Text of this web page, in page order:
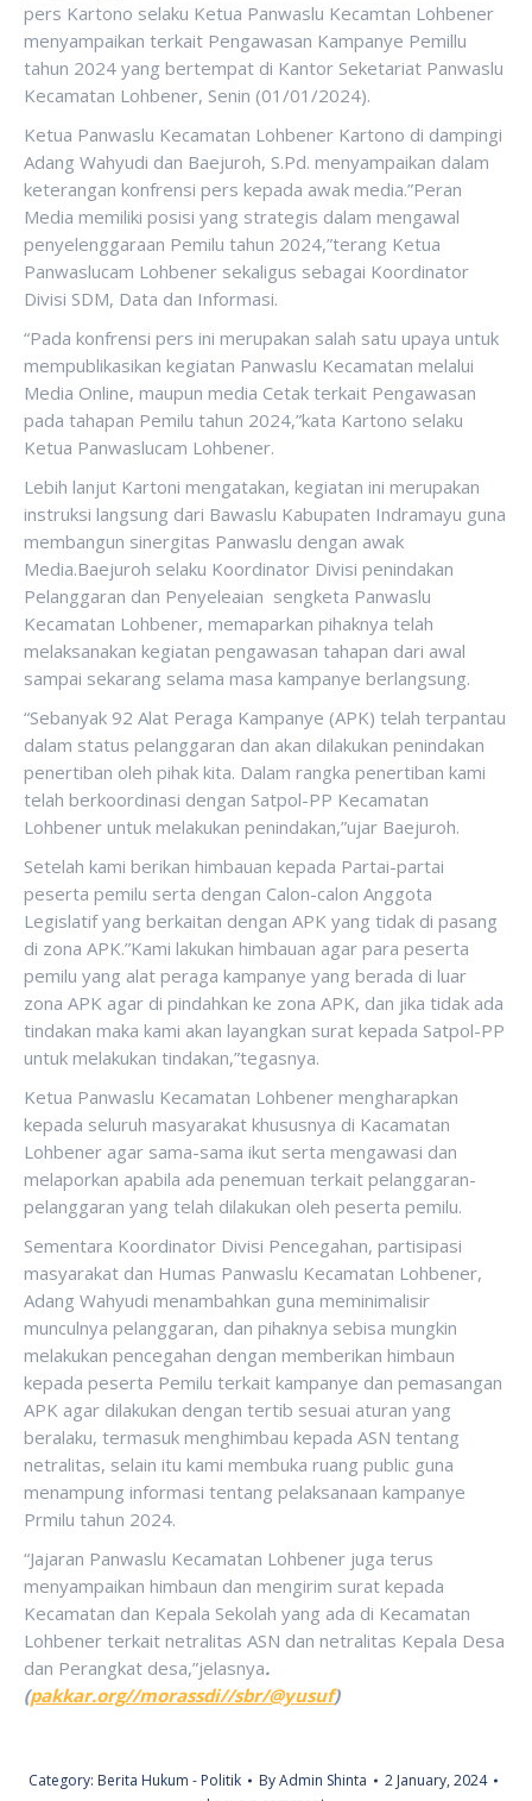
pers Kartono selaku Ketua Panwaslu Kecamtan Lohbener
menyampaikan terkait Pengawasan Kampanye Pemillu
tahun 2024 yang bertempat di Kantor Seketariat Panwaslu
Kecamatan Lohbener, Senin (01/01/2024).
Ketua Panwaslu Kecamatan Lohbener Kartono di dampingi
Adang Wahyudi dan Baejuroh, S.Pd. menyampaikan dalam
keterangan konfrensi pers kepada awak media.”Peran
Media memiliki posisi yang strategis dalam mengawal
penyelenggaraan Pemilu tahun 2024,”terang Ketua
Panwaslucam Lohbener sekaligus sebagai Koordinator
Divisi SDM, Data dan Informasi.
“Pada konfrensi pers ini merupakan salah satu upaya untuk
mempublikasikan kegiatan Panwaslu Kecamatan melalui
Media Online, maupun media Cetak terkait Pengawasan
pada tahapan Pemilu tahun 2024,”kata Kartono selaku
Ketua Panwaslucam Lohbener.
Lebih lanjut Kartoni mengatakan, kegiatan ini merupakan
instruksi langsung dari Bawaslu Kabupaten Indramayu guna
membangun sinergitas Panwaslu dengan awak
Media.Baejuroh selaku Koordinator Divisi penindakan
Pelanggaran dan Penyeleaian sengketa Panwaslu
Kecamatan Lohbener, memaparkan pihaknya telah
melaksanakan kegiatan pengawasan tahapan dari awal
sampai sekarang selama masa kampanye berlangsung.
“Sebanyak 92 Alat Peraga Kampanye (APK) telah terpantau
dalam status pelanggaran dan akan dilakukan penindakan
penertiban oleh pihak kita. Dalam rangka penertiban kami
telah berkoordinasi dengan Satpol-PP Kecamatan
Lohbener untuk melakukan penindakan,”ujar Baejuroh.
Setelah kami berikan himbauan kepada Partai-partai
peserta pemilu serta dengan Calon-calon Anggota
Legislatif yang berkaitan dengan APK yang tidak di pasang
di zona APK.”Kami lakukan himbauan agar para peserta
pemilu yang alat peraga kampanye yang berada di luar
zona APK agar di pindahkan ke zona APK, dan jika tidak ada
tindakan maka kami akan layangkan surat kepada Satpol-PP
untuk melakukan tindakan,”tegasnya.
Ketua Panwaslu Kecamatan Lohbener mengharapkan
kepada seluruh masyarakat khususnya di Kacamatan
Lohbener agar sama-sama ikut serta mengawasi dan
melaporkan apabila ada penemuan terkait pelanggaran-
pelanggaran yang telah dilakukan oleh peserta pemilu.
Sementara Koordinator Divisi Pencegahan, partisipasi
masyarakat dan Humas Panwaslu Kecamatan Lohbener,
Adang Wahyudi menambahkan guna meminimalisir
munculnya pelanggaran, dan pihaknya sebisa mungkin
melakukan pencegahan dengan memberikan himbaun
kepada peserta Pemilu terkait kampanye dan pemasangan
APK agar dilakukan dengan tertib sesuai aturan yang
beralaku, termasuk menghimbau kepada ASN tentang
netralitas, selain itu kami membuka ruang public guna
menampung informasi tentang pelaksanaan kampanye
Prmilu tahun 2024.
“Jajaran Panwaslu Kecamatan Lohbener juga terus
menyampaikan himbaun dan mengirim surat kepada
Kecamatan dan Kepala Sekolah yang ada di Kecamatan
Lohbener terkait netralitas ASN dan netralitas Kepala Desa
dan Perangkat desa,”jelasnya.
(pakkar.org//morassdi//sbr/@yusuf)
Category: Berita Hukum - Politik ByAdmin Shinta
2 January, 2024